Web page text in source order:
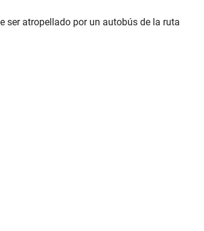
ser atropellado por un autobús de la ruta